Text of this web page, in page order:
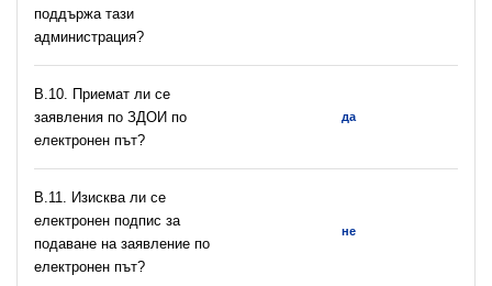
поддържа тази
администрация?
В.10. Приемат ли се
заявления по ЗДОИ по
електронен път?
да
В.11. Изисква ли се
електронен подпис за
подаване на заявление по
електронен път?
не